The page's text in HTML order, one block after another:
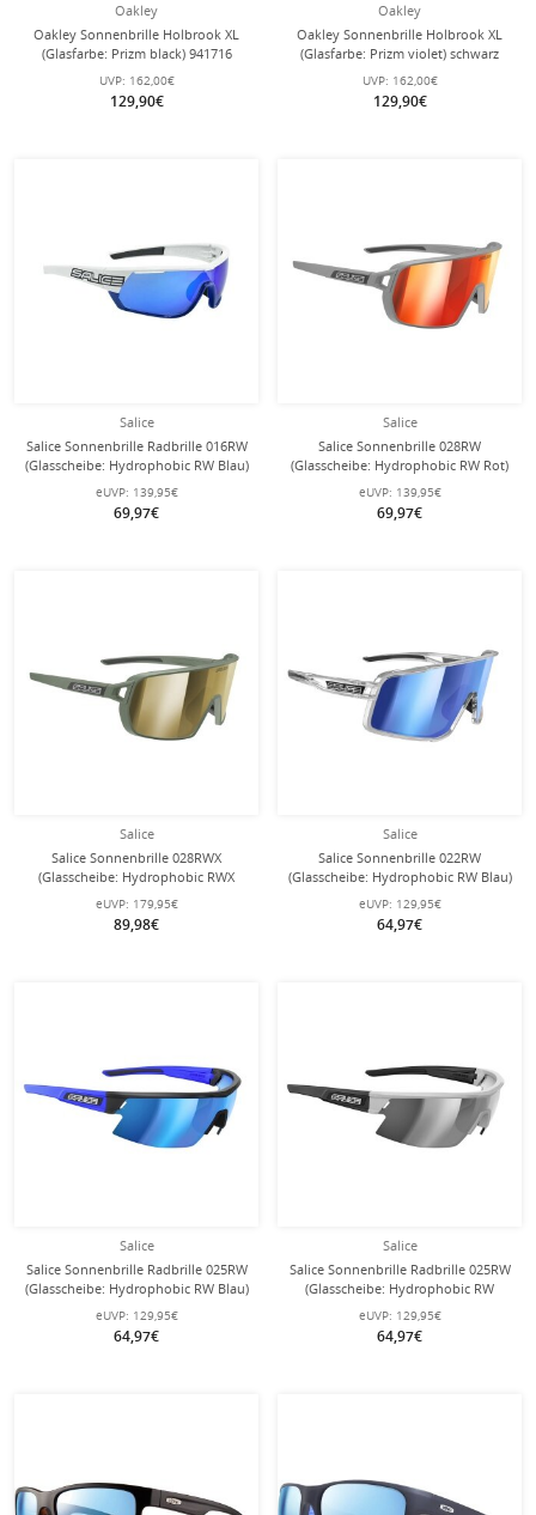
Oakley
Oakley Sonnenbrille Holbrook XL
(Glasfarbe: Prizm black) 941716
schwarz glänzend - 1 Brille
UVP: 162,00€
129,90€
Oakley
Oakley Sonnenbrille Holbrook XL
(Glasfarbe: Prizm violet) schwarz
matt - 1 Brille
UVP: 162,00€
129,90€
Salice
Salice Sonnenbrille Radbrille 016RW
(Glasscheibe: Hydrophobic RW Blau)
weiss/blau
eUVP: 139,95€
69,97€
Salice
Salice Sonnenbrille 028RW
(Glasscheibe: Hydrophobic RW Rot)
grau/rot
eUVP: 139,95€
69,97€
Salice
Salice Sonnenbrille 028RWX
(Glasscheibe: Hydrophobic RWX
Gold) grün/gold
eUVP: 179,95€
89,98€
Salice
Salice Sonnenbrille 022RW
(Glasscheibe: Hydrophobic RW Blau)
transparent/blau
eUVP: 129,95€
64,97€
Salice
Salice Sonnenbrille Radbrille 025RW
(Glasscheibe: Hydrophobic RW Blau)
schwarz/blau
eUVP: 129,95€
64,97€
Salice
Salice Sonnenbrille Radbrille 025RW
(Glasscheibe: Hydrophobic RW
Schwarz) weiss/schwarz
eUVP: 129,95€
64,97€